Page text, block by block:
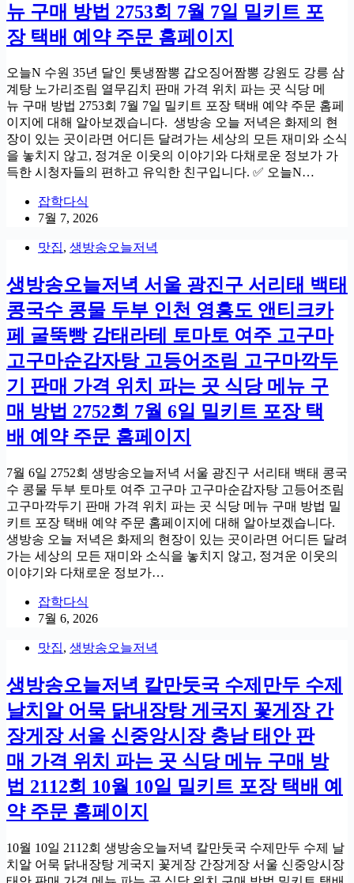
뉴 구매 방법 2753회 7월 7일 밀키트 포
장 택배 예약 주문 홈페이지
오늘N 수원 35년 달인 톳냉짬뽕 갑오징어짬뽕 강원도 강릉 삼
계탕 노가리조림 열무김치 판매 가격 위치 파는 곳 식당 메
뉴 구매 방법 2753회 7월 7일 밀키트 포장 택배 예약 주문 홈페
이지에 대해 알아보겠습니다. 생방송 오늘 저녁은 화제의 현
장이 있는 곳이라면 어디든 달려가는 세상의 모든 재미와 소식
을 놓치지 않고, 정겨운 이웃의 이야기와 다채로운 정보가 가
득한 시청자들의 편하고 유익한 친구입니다. ✅ 오늘N…
잡학다식
7월 7, 2026
맛집, 생방송오늘저녁
생방송오늘저녁 서울 광진구 서리태 백태
콩국수 콩물 두부 인천 영흥도 앤티크카
페 굴뚝빵 감태라테 토마토 여주 고구마
고구마순감자탕 고등어조림 고구마깍두
기 판매 가격 위치 파는 곳 식당 메뉴 구
매 방법 2752회 7월 6일 밀키트 포장 택
배 예약 주문 홈페이지
7월 6일 2752회 생방송오늘저녁 서울 광진구 서리태 백태 콩국
수 콩물 두부 토마토 여주 고구마 고구마순감자탕 고등어조림
고구마깍두기 판매 가격 위치 파는 곳 식당 메뉴 구매 방법 밀
키트 포장 택배 예약 주문 홈페이지에 대해 알아보겠습니다.
생방송 오늘 저녁은 화제의 현장이 있는 곳이라면 어디든 달려
가는 세상의 모든 재미와 소식을 놓치지 않고, 정겨운 이웃의
이야기와 다채로운 정보가…
잡학다식
7월 6, 2026
맛집, 생방송오늘저녁
생방송오늘저녁 칼만둣국 수제만두 수제
날치알 어묵 닭내장탕 게국지 꽃게장 간
장게장 서울 신중앙시장 충남 태안 판
매 가격 위치 파는 곳 식당 메뉴 구매 방
법 2112회 10월 10일 밀키트 포장 택배 예
약 주문 홈페이지
10월 10일 2112회 생방송오늘저녁 칼만둣국 수제만두 수제 날
치알 어묵 닭내장탕 게국지 꽃게장 간장게장 서울 신중앙시장